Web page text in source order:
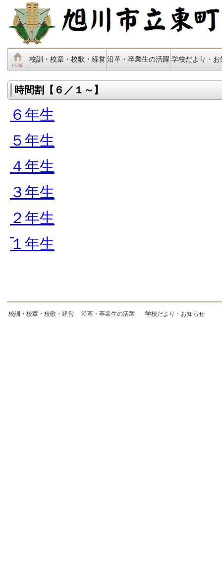
校訓・校章・校歌・経営 沿革・卒業生の活躍 学校だより・お
時間割【６／１～】
６年生
５年生
４年生
３年生
２年生
１年生
校訓・校章・校歌・経営 沿革・卒業生の活躍 学校だより・お知らせ